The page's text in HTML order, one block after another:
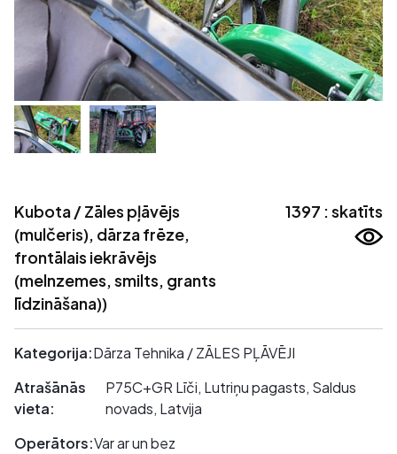
Kubota / Zāles pļāvējs
(mulčeris), dārza frēze,
frontālais iekrāvējs
(melnzemes, smilts, grants
līdzināšana))
1397 : skatīts
Kategorija:Dārza Tehnika / ZĀLES PĻĀVĒJI
Atrašānās
vieta:
P75C+GR Līči, Lutriņu pagasts, Saldus
novads, Latvija
Operātors:Var ar un bez